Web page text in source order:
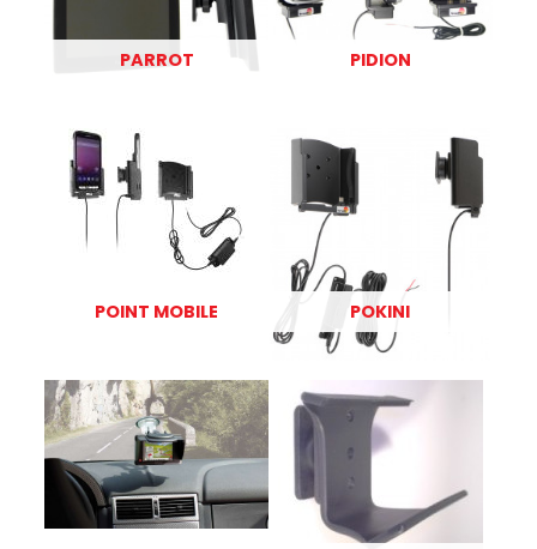
PARROT PIDION
POINT MOBILE POKINI